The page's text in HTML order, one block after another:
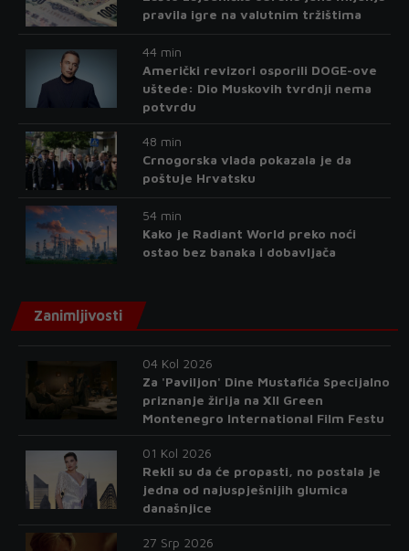
pravila igre na valutnim tržištima
44 min
Američki revizori osporili DOGE-ove
uštede: Dio Muskovih tvrdnji nema
potvrdu
48 min
Crnogorska vlada pokazala je da
poštuje Hrvatsku
54 min
Kako je Radiant World preko noći
ostao bez banaka i dobavljača
Zanimljivosti
04 Kol 2026
Za 'Paviljon' Dine Mustafića Specijalno
priznanje žirija na XII Green
Montenegro International Film Festu
01 Kol 2026
Rekli su da će propasti, no postala je
jedna od najuspješnijih glumica
današnjice
27 Srp 2026